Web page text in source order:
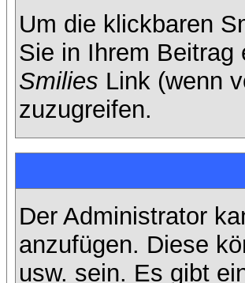
Um die klickbaren
Sie in Ihrem
Smilies Link (wenn
zuzugreifen.
Der Administrator
anzufügen. Diese
usw. sein. Es gibt